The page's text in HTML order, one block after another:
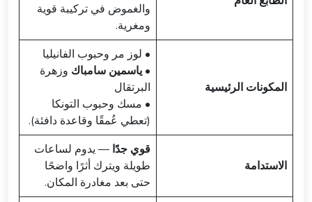
والغموض في تركيبة قوية
ومغرية.
المكونات الرئيسية
• لوز مر وحبوب الفانيليا
•ياسمين سامباك وزهرة
البرتقال
• مسك وحبوب التونكا
(تعطي عُمقًا وقاعدة دافئة).
الاستدامة
قوي جدًا — يدوم لساعات
طويلة ويترك أثرًا واضحًا
حتى بعد مغادرة المكان.